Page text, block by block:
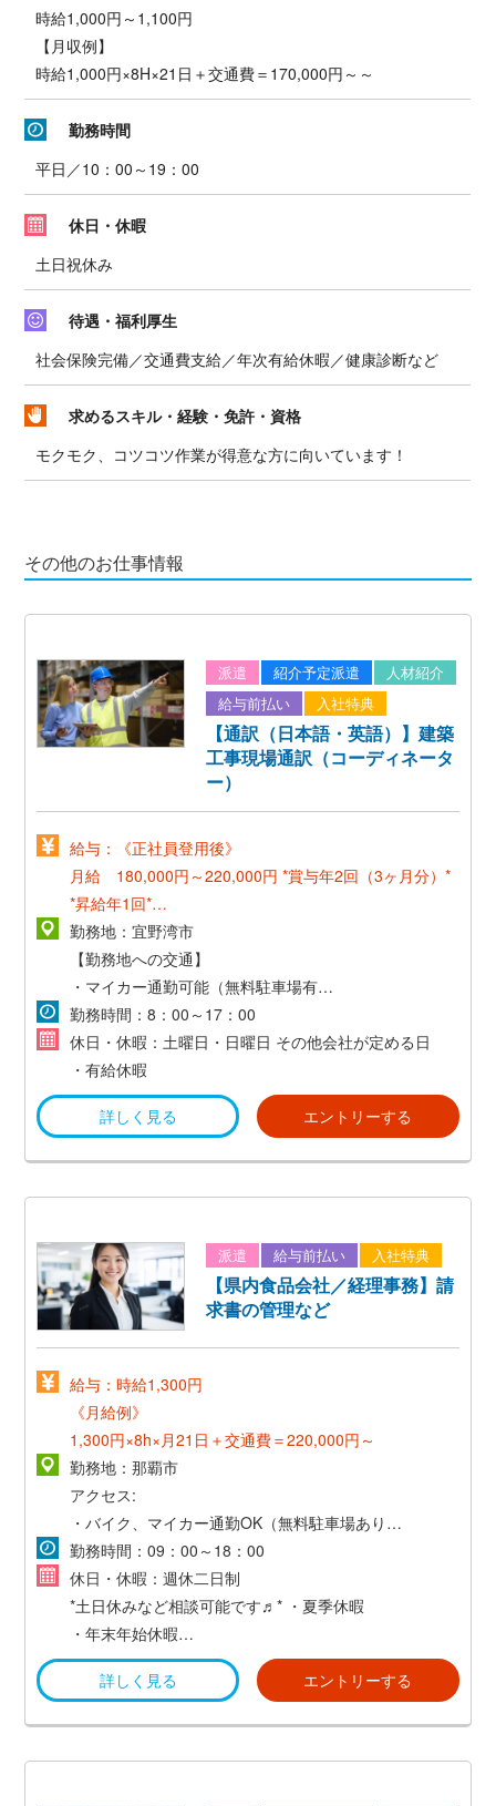
時給1,000円～1,100円
【月収例】
時給1,000円×8H×21日＋交通費＝170,000円～～
勤務時間
平日／10：00～19：00
休日・休暇
土日祝休み
待遇・福利厚生
社会保険完備／交通費支給／年次有給休暇／健康診断など
求めるスキル・経験・免許・資格
モクモク、コツコツ作業が得意な方に向いています！
その他のお仕事情報
派遣 紹介予定派遣
人材紹介
給与前払い
入社特典
【通訳（日本語・英語）】建築
工事現場通訳（コーディネータ
ー）
給与：《正社員登用後》
月給 180,000円～220,000円 *賞与年2回（3ヶ月分）*
*昇給年1回*
* 英検１級またはＴＯＥＩＣ９００点以上で語学手当支
給１０，０００円／月 *
時給1,000円～1,100円
(モデル月収)
時給1,000円×8時間×22日+交通費 =180,000円～
勤務地：宜野湾市
【勤務地への交通】
・マイカー通勤可能（無料駐車場有）
・交通費支給（当社規定あり）
勤務時間：8：00～17：00
休日・休暇：土曜日・日曜日 その他会社が定める日
・有給休暇
詳しく見る エントリーする
派遣 給与前払い 入社特典
【県内食品会社／経理事務】請
求書の管理など
給与：時給1,300円
《月給例》
1,300円×8h×月21日＋交通費＝220,000円～
勤務地：那覇市
アクセス:
・バイク、マイカー通勤OK（無料駐車場あり）
・交通費支給(社内規定あり)
勤務時間：09：00～18：00
休日・休暇：週休二日制
*土日休みなど相談可能です♬* ・夏季休暇
・年末年始休暇
・有給休暇
詳しく見る
エントリーする